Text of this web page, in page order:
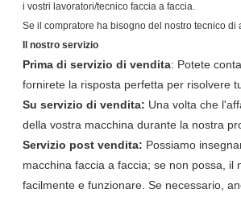
i vostri lavoratori/tecnico faccia a faccia.
Se il compratore ha bisogno del nostro tecnico
Il nostro servizio
Prima di servizio di vendita: Potete
fornirete la risposta perfetta per risolvere
Su servizio di vendita: Una volta che
della vostra macchina durante la nostra
Servizio post vendita: Possiamo
macchina faccia a faccia; se non possa,
facilmente e funzionare. Se necessario,